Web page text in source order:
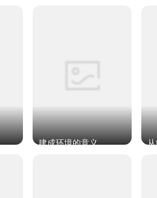
建成环境的意义